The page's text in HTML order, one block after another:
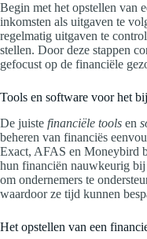
Begin met het opstellen van
inkomsten als uitgaven te
regelmatig uitgaven te
stellen. Door deze stappen
gefocust op de financiële
Tools en software voor het
De juiste financiële tools en
beheren van financiës
Exact, AFAS en Moneybird
hun financiën nauwkeurig
om ondernemers te
waardoor ze tijd kunnen
Het opstellen van een